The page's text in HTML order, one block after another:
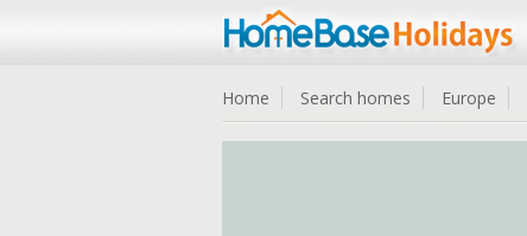
Home Search homes Europe